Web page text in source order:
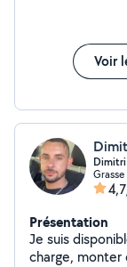
Voir
Dimitri
Présentation
Je suis
charge, monter